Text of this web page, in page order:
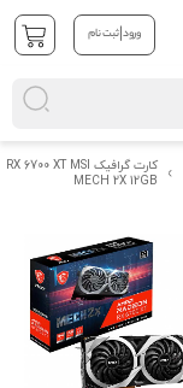
ورود|ثبت نام
کارت گرافیک RX 6700 XT MSI
MECH 2X 12GB